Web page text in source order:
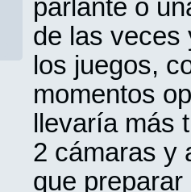
parlante o
de las veces
los juegos,
momentos
llevaría
2 cámaras y
que